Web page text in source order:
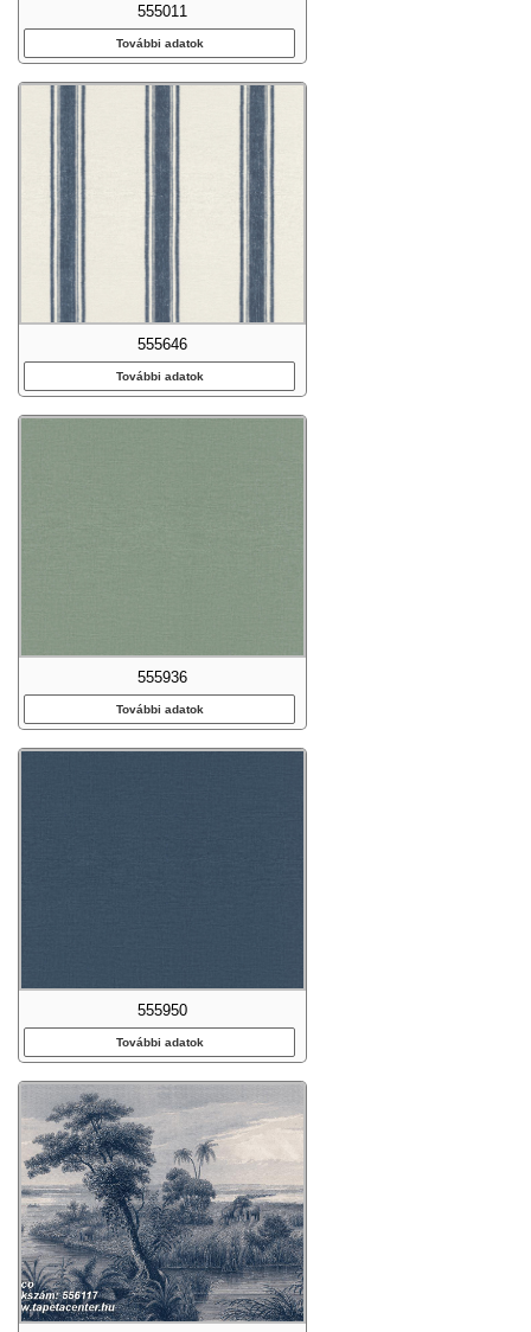
555011
További adatok
555646
További adatok
555936
További adatok
555950
További adatok